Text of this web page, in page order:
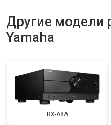
Другие модели
Yamaha
RX-A8A